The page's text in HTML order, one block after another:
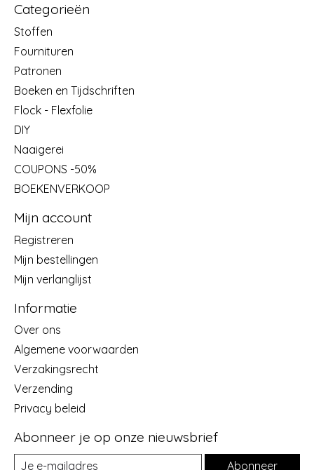
Categorieën
Stoffen
Fournituren
Patronen
Boeken en Tijdschriften
Flock - Flexfolie
DIY
Naaigerei
COUPONS -50%
BOEKENVERKOOP
Mijn account
Registreren
Mijn bestellingen
Mijn verlanglijst
Informatie
Over ons
Algemene voorwaarden
Verzakingsrecht
Verzending
Privacy beleid
Abonneer je op onze nieuwsbrief
Abonneer